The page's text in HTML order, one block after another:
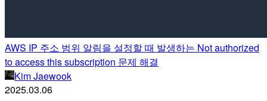
AWS IP 주소 범위 알림을 설정할 때 발생하는 Not authorized
to access this subscription 문제 해결
Kim Jaewook
2025.03.06